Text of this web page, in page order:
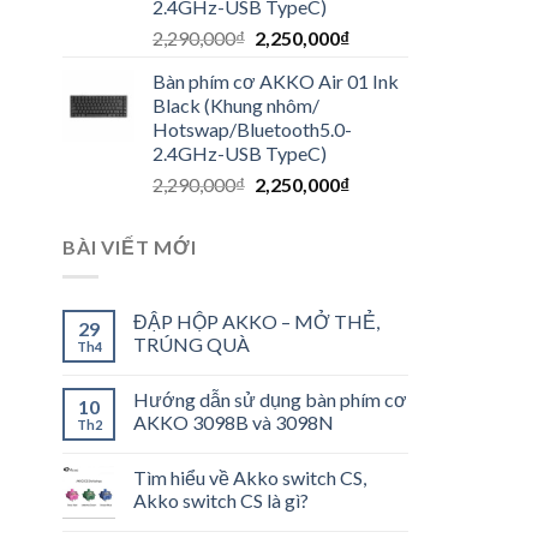
2.4GHz-USB TypeC)
2,290,000₫ 2,250,000₫
Bàn phím cơ AKKO Air 01 Ink
Black (Khung nhôm/
Hotswap/Bluetooth5.0-
2.4GHz-USB TypeC)
2,290,000₫ 2,250,000₫
BÀI VIẾT MỚI
29
Th4
ĐẬP HỘP AKKO – MỞ THẺ,
TRÚNG QUÀ
10
Th2
Hướng dẫn sử dụng bàn phím cơ
AKKO 3098B và 3098N
Tìm hiểu về Akko switch CS,
Akko switch CS là gì?